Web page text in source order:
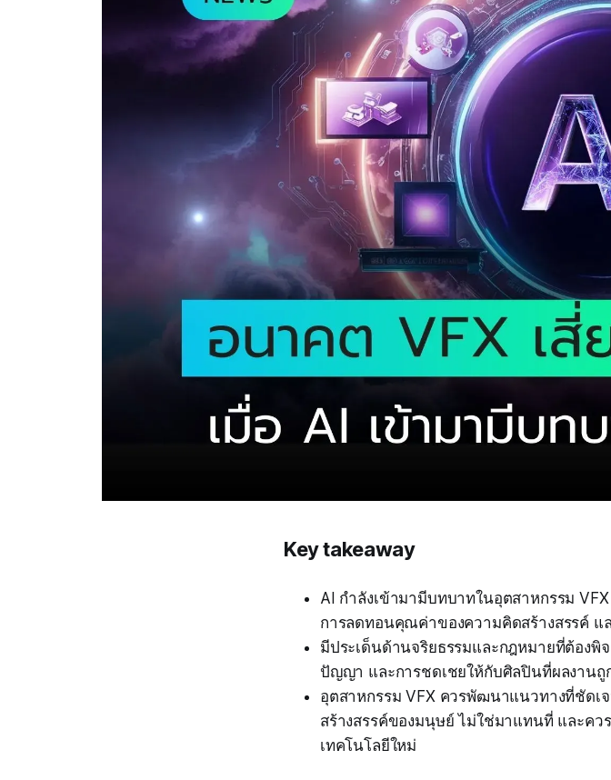
Key takeaway
AI กำลังเข้ามามีบทบาทในอุตสาหกรรม
การลดทอนคุณค่าของความคิดสร้างสรรค์
มีประเด็นด้านจริยธรรมและกฎหมายที่ต้อง
ปัญญา และการชดเชยให้กับศิลปินที่ผลงานถู
อุตสาหกรรม VFX ควรพัฒนาแนวทางที่ชัดเ
สร้างสรรค์ของมนุษย์ ไม่ใช่มาแทนที่ และค
เทคโนโลยีใหม่